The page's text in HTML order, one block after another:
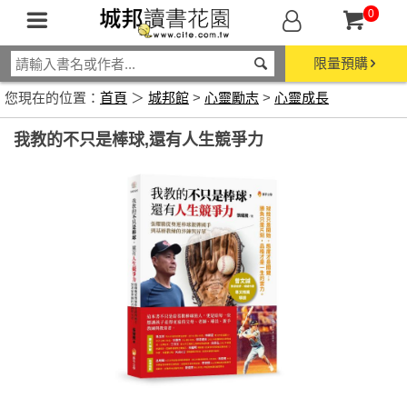
0
限量預購
您現在的位置： 首頁 ＞ 城邦館 > 心靈勵志 > 心靈成長
我教的不只是棒球,還有人生競爭力